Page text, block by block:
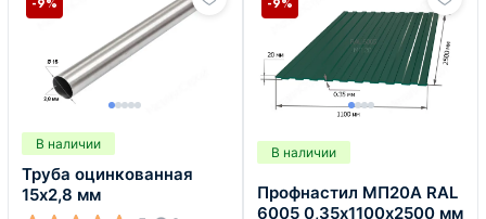
В наличии
Труба оцинкованная
15х2,8 мм
-9%
В наличии
Профнастил МП20А RAL
6005 0,35х1100х2500 мм
-9%